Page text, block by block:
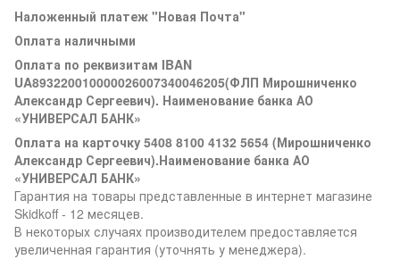
Наложенный платеж "Новая Почта"
Оплата наличными
Оплата по реквизитам IBAN
UA893220010000026007340046205(ФЛП Мирошниченко
Александр Сергеевич). Наименование банка АО
«УНИВЕРСАЛ БАНК»
Оплата на карточку 5408 8100 4132 5654 (Мирошниченко
Александр Сергеевич).Наименование банка АО
«УНИВЕРСАЛ БАНК»
Гарантия на товары представленные в интернет магазине
Skidkoff - 12 месяцев.
В некоторых случаях производителем предоставляется
увеличенная гарантия (уточнять у менеджера).